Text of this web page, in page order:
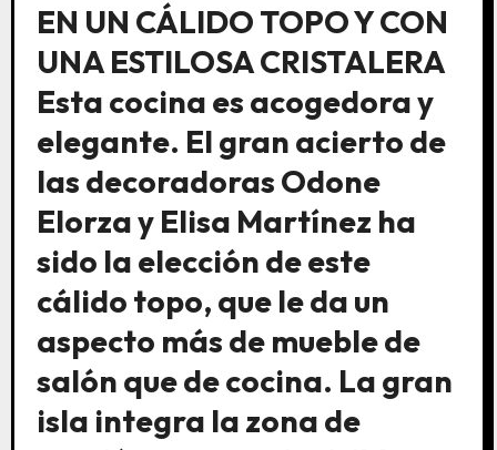
EN UN CÁLIDO TOPO Y CON
UNA ESTILOSA CRISTALERA
Esta cocina es acogedora y
elegante. El gran acierto de
las decoradoras Odone
Elorza y Elisa Martínez ha
sido la elección de este
cálido topo, que le da un
aspecto más de mueble de
salón que de cocina. La gran
isla integra la zona de